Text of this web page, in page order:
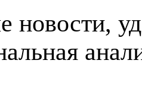
новости,